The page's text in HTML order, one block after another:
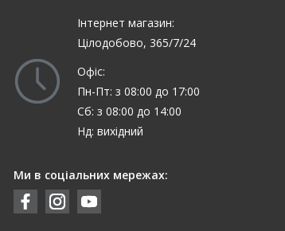
Інтернет магазин:
Цілодобово, 365/7/24
Офіс:
Пн-Пт: з 08:00 до 17:00
Сб: з 08:00 до 14:00
Нд: вихідний
Ми в соціальних мережах: